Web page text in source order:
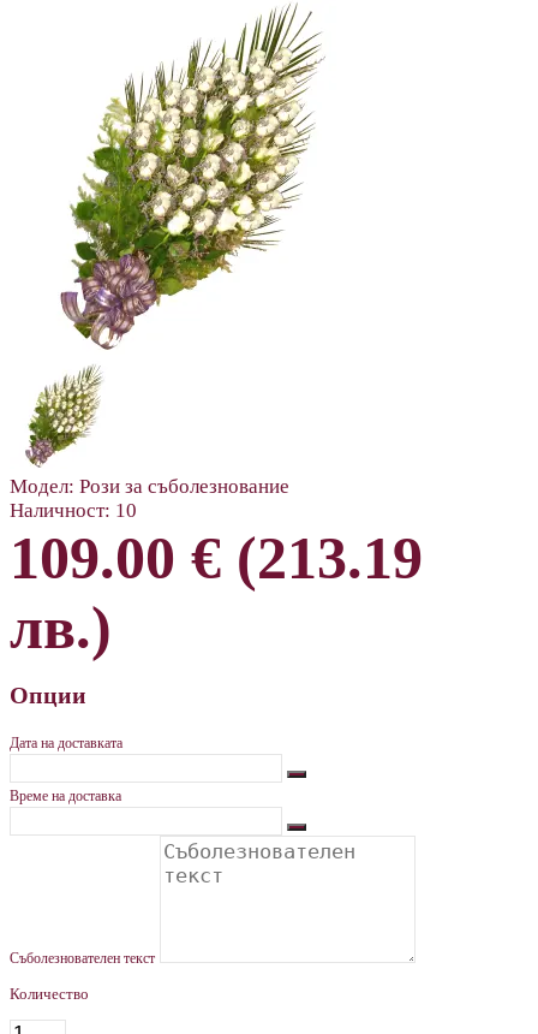
Модел: Рози за съболезнование
Наличност: 10
109.00 € (213.19
лв.)
Опции
Дата на доставката
Време на доставка
Съболезнователен текст
Количество